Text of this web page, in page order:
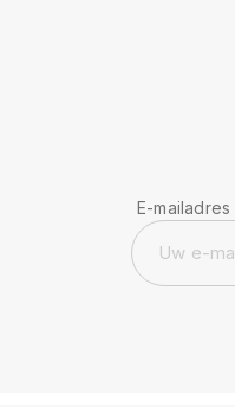
E-mailadres